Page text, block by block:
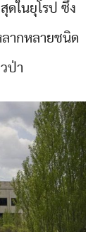
ดในยุโรป ซึ่ง
ากหลายชนิด
ป่า